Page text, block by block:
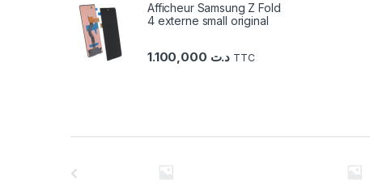
Afficheur Samsung Z Fold
4 externe small original
د.ت TTC